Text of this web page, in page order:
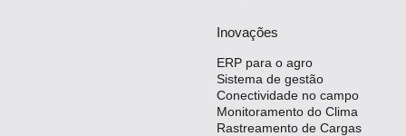
Inovações
ERP para o agro
Sistema de gestão
Conectividade no campo
Monitoramento do Clima
Rastreamento de Cargas